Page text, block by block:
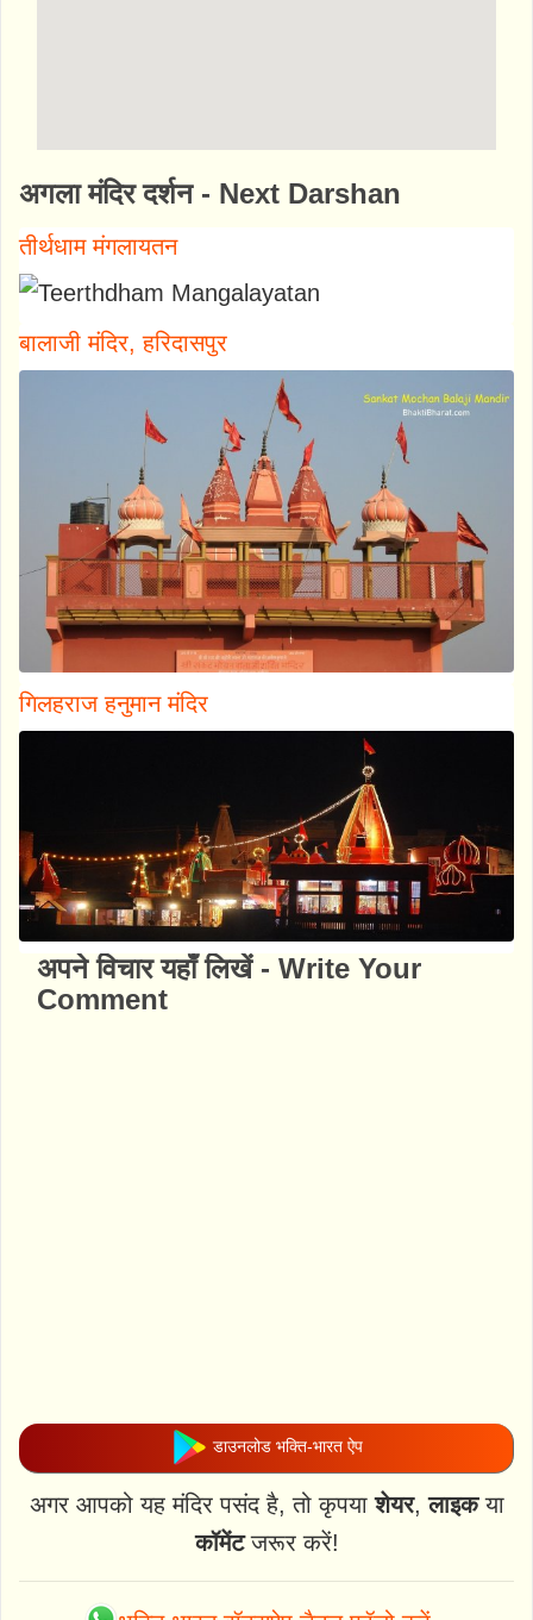
ey-mandir
अगला मंदिर दर्शन - Next Darshan
तीर्थधाम मंगलायतन
बालाजी मंदिर, हरिदासपुर
गिलहराज हनुमान मंदिर
अपने विचार यहाँ लिखें - Write Your
Comment
डाउनलोड भक्ति-भारत ऐप
अगर आपको यह मंदिर पसंद है, तो कृपयाशेयर,लाइकया
कॉमेंटजरूर करें!